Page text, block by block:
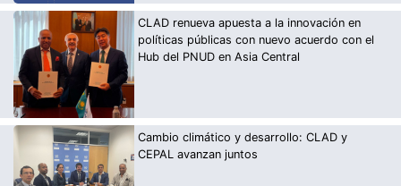
CLAD renueva apuesta a la innovación en
políticas públicas con nuevo acuerdo con el
Hub del PNUD en Asia Central
Cambio climático y desarrollo: CLAD y
CEPAL avanzan juntos